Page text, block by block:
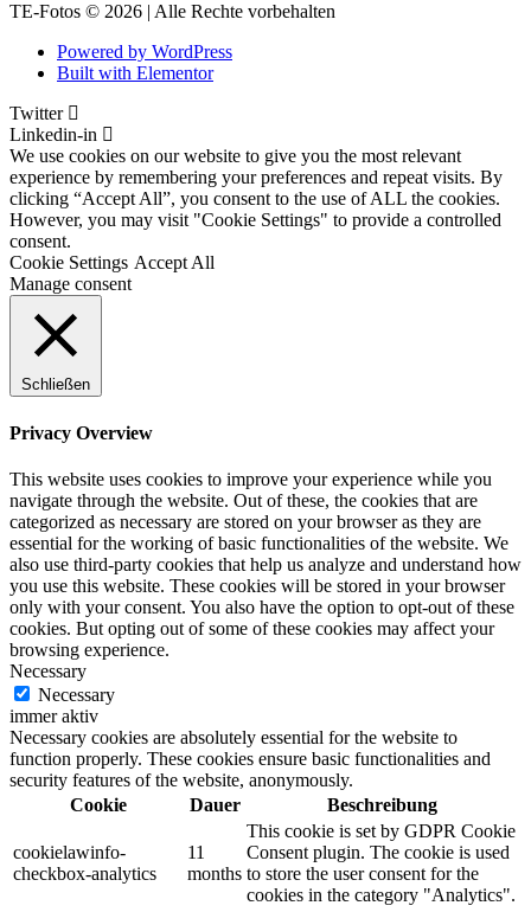
TE-Fotos © 2026 | Alle Rechte vorbehalten
Powered by WordPress
Built with Elementor
Twitter
Linkedin-in
We use cookies on our website to give you the most relevant
experience by remembering your preferences and repeat visits. By
clicking “Accept All”, you consent to the use of ALL the cookies.
However, you may visit "Cookie Settings" to provide a controlled
consent.
Cookie Settings Accept All
Manage consent
Schließen
Privacy Overview
This website uses cookies to improve your experience while you
navigate through the website. Out of these, the cookies that are
categorized as necessary are stored on your browser as they are
essential for the working of basic functionalities of the website. We
also use third-party cookies that help us analyze and understand how
you use this website. These cookies will be stored in your browser
only with your consent. You also have the option to opt-out of these
cookies. But opting out of some of these cookies may affect your
browsing experience.
Necessary
Necessary
immer aktiv
Necessary cookies are absolutely essential for the website to
function properly. These cookies ensure basic functionalities and
security features of the website, anonymously.
Cookie
Dauer Beschreibung
cookielawinfo-
checkbox-analytics
11
months
This cookie is set by GDPR Cookie
Consent plugin. The cookie is used
to store the user consent for the
cookies in the category "Analytics".